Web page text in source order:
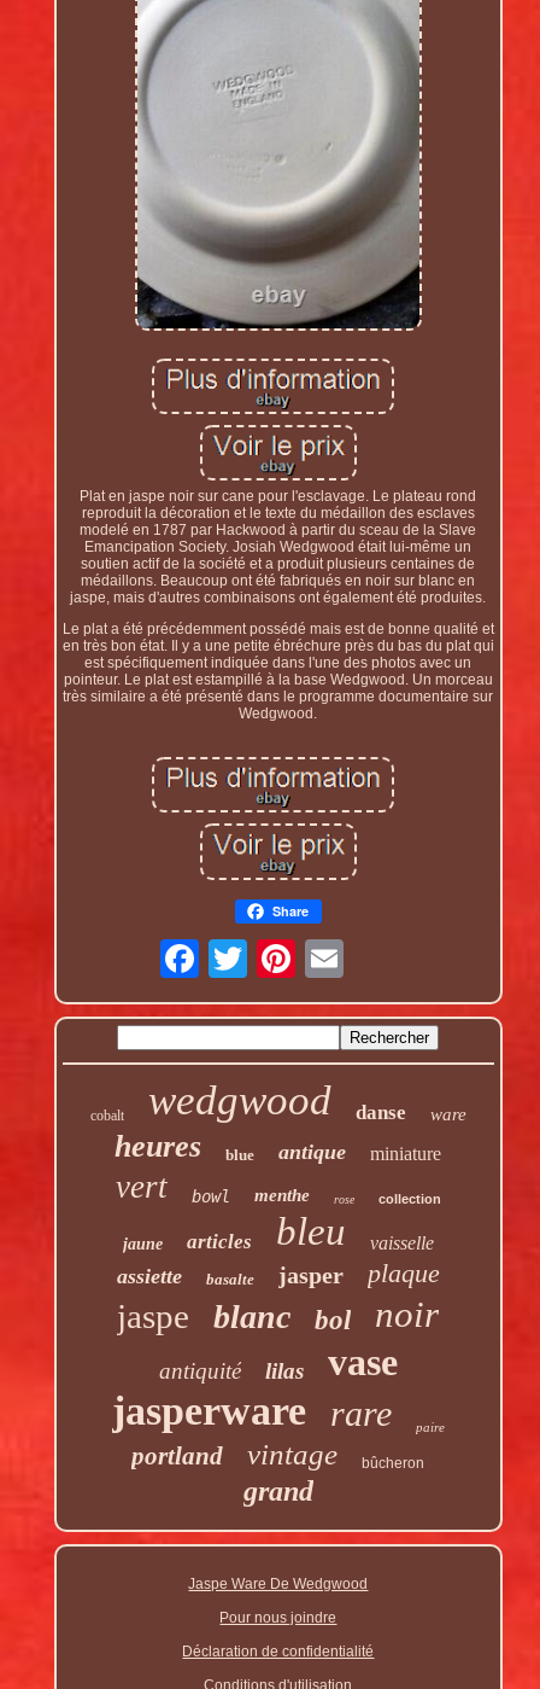
Plat en jaspe noir sur cane pour l'esclavage. Le plateau rond
reproduit la décoration et le texte du médaillon des esclaves
modelé en 1787 par Hackwood à partir du sceau de la Slave
Emancipation Society. Josiah Wedgwood était lui-même un
soutien actif de la société et a produit plusieurs centaines de
médaillons. Beaucoup ont été fabriqués en noir sur blanc en
jaspe, mais d'autres combinaisons ont également été produites.
Le plat a été précédemment possédé mais est de bonne qualité et
en très bon état. Il y a une petite ébréchure près du bas du plat qui
est spécifiquement indiquée dans l'une des photos avec un
pointeur. Le plat est estampillé à la base Wedgwood. Un morceau
très similaire a été présenté dans le programme documentaire sur
Wedgwood.
Share
cobalt wedgwood danse ware
heures blue antique miniature
vert bowl menthe rose collection
jaune articles bleu vaisselle
assiette basalte jasper plaque
jaspe blanc bol noir
antiquité lilas vase
jasperware rare paire
portland vintage bûcheron
grand
Jaspe Ware De Wedgwood
Pour nous joindre
Déclaration de confidentialité
Conditions d'utilisation